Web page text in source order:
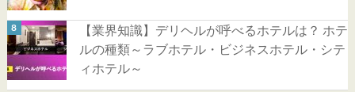
【業界知識】デリヘルが呼べるホテルは？ ホテ
ルの種類～ラブホテル・ビジネスホテル・シテ
ィホテル～